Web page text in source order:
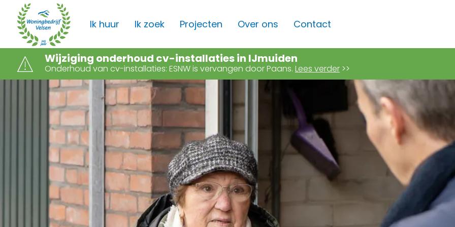
Naar hoofdinhoud
Naar hoofdnavigatiemenu
Naar zoeken
Naar de homepage
Ik huur Ik zoek Projecten Over ons Contact
Wijziging onderhoud cv-installaties in IJmuiden
Onderhoud van cv-installaties: ESNW is vervangen door Paans. Lees verder >>